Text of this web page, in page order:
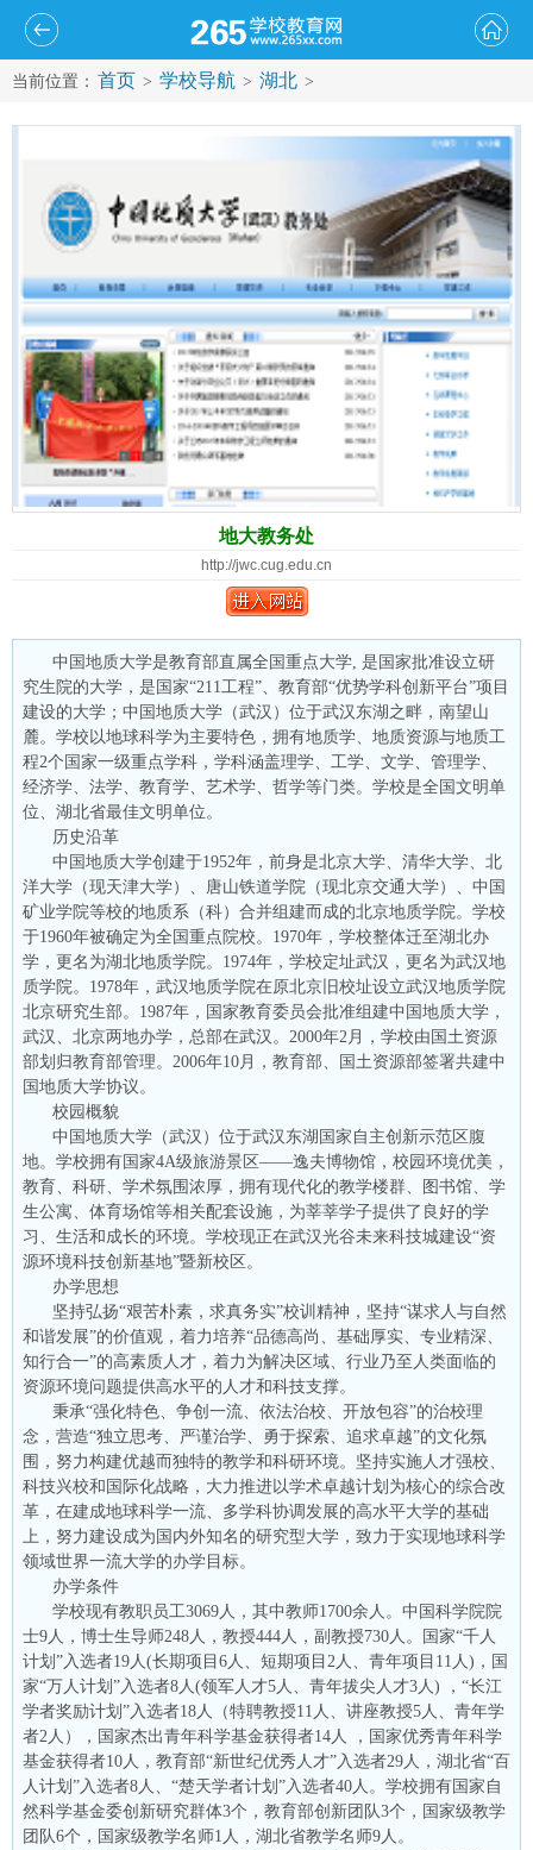
当前位置： 首页 > 学校导航 > 湖北 >
地大教务处
http://jwc.cug.edu.cn
中国地质大学是教育部直属全国重点大学, 是国家批准设立研
究生院的大学，是国家“211工程”、教育部“优势学科创新平台”项目
建设的大学；中国地质大学（武汉）位于武汉东湖之畔，南望山
麓。学校以地球科学为主要特色，拥有地质学、地质资源与地质工
程2个国家一级重点学科，学科涵盖理学、工学、文学、管理学、
经济学、法学、教育学、艺术学、哲学等门类。学校是全国文明单
位、湖北省最佳文明单位。
历史沿革
中国地质大学创建于1952年，前身是北京大学、清华大学、北
洋大学（现天津大学）、唐山铁道学院（现北京交通大学）、中国
矿业学院等校的地质系（科）合并组建而成的北京地质学院。学校
于1960年被确定为全国重点院校。1970年，学校整体迁至湖北办
学，更名为湖北地质学院。1974年，学校定址武汉，更名为武汉地
质学院。1978年，武汉地质学院在原北京旧校址设立武汉地质学院
北京研究生部。1987年，国家教育委员会批准组建中国地质大学，
武汉、北京两地办学，总部在武汉。2000年2月，学校由国土资源
部划归教育部管理。2006年10月，教育部、国土资源部签署共建中
国地质大学协议。
校园概貌
中国地质大学（武汉）位于武汉东湖国家自主创新示范区腹
地。学校拥有国家4A级旅游景区——逸夫博物馆，校园环境优美，
教育、科研、学术氛围浓厚，拥有现代化的教学楼群、图书馆、学
生公寓、体育场馆等相关配套设施，为莘莘学子提供了良好的学
习、生活和成长的环境。学校现正在武汉光谷未来科技城建设“资
源环境科技创新基地”暨新校区。
办学思想
坚持弘扬“艰苦朴素，求真务实”校训精神，坚持“谋求人与自然
和谐发展”的价值观，着力培养“品德高尚、基础厚实、专业精深、
知行合一”的高素质人才，着力为解决区域、行业乃至人类面临的
资源环境问题提供高水平的人才和科技支撑。
秉承“强化特色、争创一流、依法治校、开放包容”的治校理
念，营造“独立思考、严谨治学、勇于探索、追求卓越”的文化氛
围，努力构建优越而独特的教学和科研环境。坚持实施人才强校、
科技兴校和国际化战略，大力推进以学术卓越计划为核心的综合改
革，在建成地球科学一流、多学科协调发展的高水平大学的基础
上，努力建设成为国内外知名的研究型大学，致力于实现地球科学
领域世界一流大学的办学目标。
办学条件
学校现有教职员工3069人，其中教师1700余人。中国科学院院
士9人，博士生导师248人，教授444人，副教授730人。国家“千人
计划”入选者19人(长期项目6人、短期项目2人、青年项目11人)，国
家“万人计划”入选者8人(领军人才5人、青年拔尖人才3人) ，“长江
学者奖励计划”入选者18人（特聘教授11人、讲座教授5人、青年学
者2人），国家杰出青年科学基金获得者14人 ，国家优秀青年科学
基金获得者10人，教育部“新世纪优秀人才”入选者29人，湖北省“百
人计划”入选者8人、“楚天学者计划”入选者40人。学校拥有国家自
然科学基金委创新研究群体3个，教育部创新团队3个，国家级教学
团队6个，国家级教学名师1人，湖北省教学名师9人。